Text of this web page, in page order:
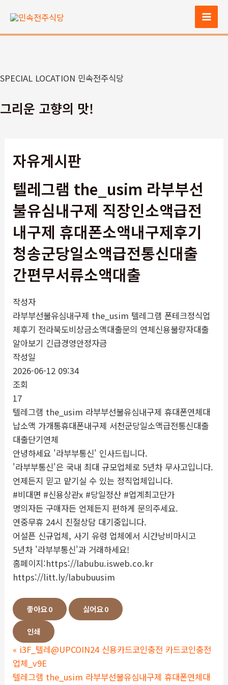
츠
너
기
Main
SPECIAL LOCATION 민속전주식당
그리운 고향의 맛!
자유게시판
텔레그램 the_usim 라부부선
불유심내구제 직장인소액급전
내구제 휴대폰소액내구제후기
청송군당일소액급전통신대출
간편무서류소액대출
작성자
라부부선불유심내구제 the_usim 텔레그램 폰테크정식업
체후기 전라북도비상금소액대출문의 연체신용불량자대출
알아보기 긴급경영안정자금
작성일
2026-06-12 09:34
조회
17
텔레그램 the_usim 라부부선불유심내구제 휴대폰연체대
납소액 가개통휴대폰내구제 서천군당일소액급전통신대출
대출단기연체
안녕하세요 '라부부통신' 인사드립니다.
'라부부통신'은 국내 최대 규모업체로 5년차 무사고입니다.
언제든지 믿고 맡기실 수 있는 정직업체입니다.
#비대면 #신용상관x #당일정산 #업계최고단가
명의자든 구매자든 언제든지 편하게 문의주세요.
연중무휴 24시 친절상담 대기중입니다.
어설픈 신규업체, 사기 유령 업체에서 시간낭비마시고
5년차 '라부부통신'과 거래하세요!
홈페이지:https://labubu.isweb.co.kr
https://litt.ly/labubuusim
좋아요0 싫어요0
인쇄
« i3F_텔레@UPCOIN24 신용카드코인충전 카드코인충전
업체_v9E
텔레그램 the_usim 라부부선불유심내구제 휴대폰연체대